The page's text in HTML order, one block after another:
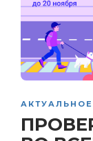
АКТУАЛЬНОЕ